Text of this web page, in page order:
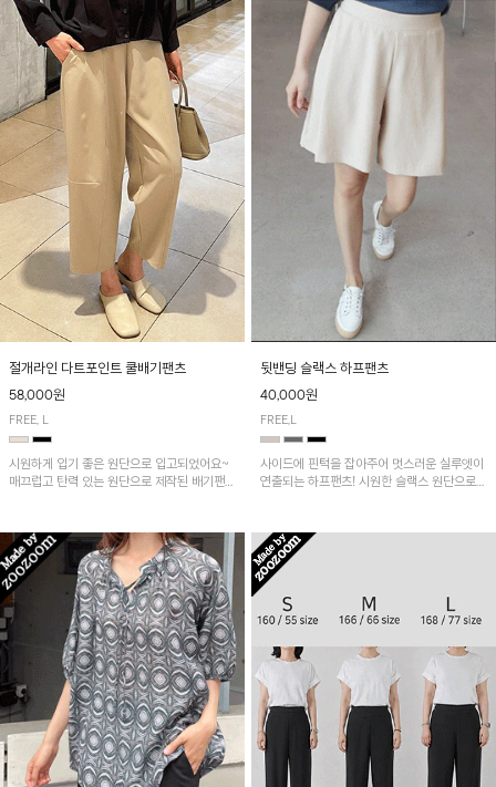
절개라인 다트포인트 쿨배기팬츠
58,000원
FREE, L
시원하게 입기 좋은 원단으로 입고되었어요~
매끄럽고 탄력 있는 원단으로 제작된 배기팬츠
뒷밴딩 슬랙스 하프팬츠
40,000원
FREE,L
사이드에 핀턱을 잡아주어 멋스러운 실루엣이
연출되는 하프팬츠! 시원한 슬랙스 원단으로